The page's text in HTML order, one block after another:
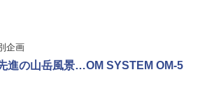
企画
進の山岳風景…OM SYSTEM OM-5